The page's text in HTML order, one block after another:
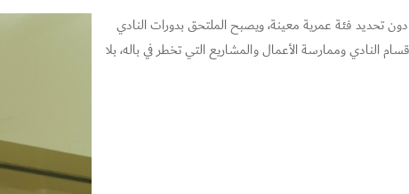
تحديد فئة عمرية معينة، ويصبح الملتحق بدورات النادي
النادي وممارسة الأعمال والمشاريع التي تخطر في باله، بلا